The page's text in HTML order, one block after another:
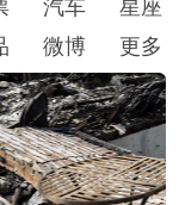
微博 更多